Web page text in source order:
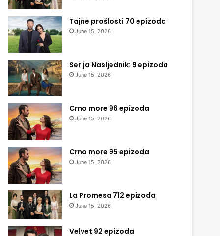
Tajne prošlosti 70 epizoda
June 15, 2026
Serija Nasljednik: 9 epizoda
June 15, 2026
Crno more 96 epizoda
June 15, 2026
Crno more 95 epizoda
June 15, 2026
La Promesa 712 epizoda
June 15, 2026
Velvet 92 epizoda